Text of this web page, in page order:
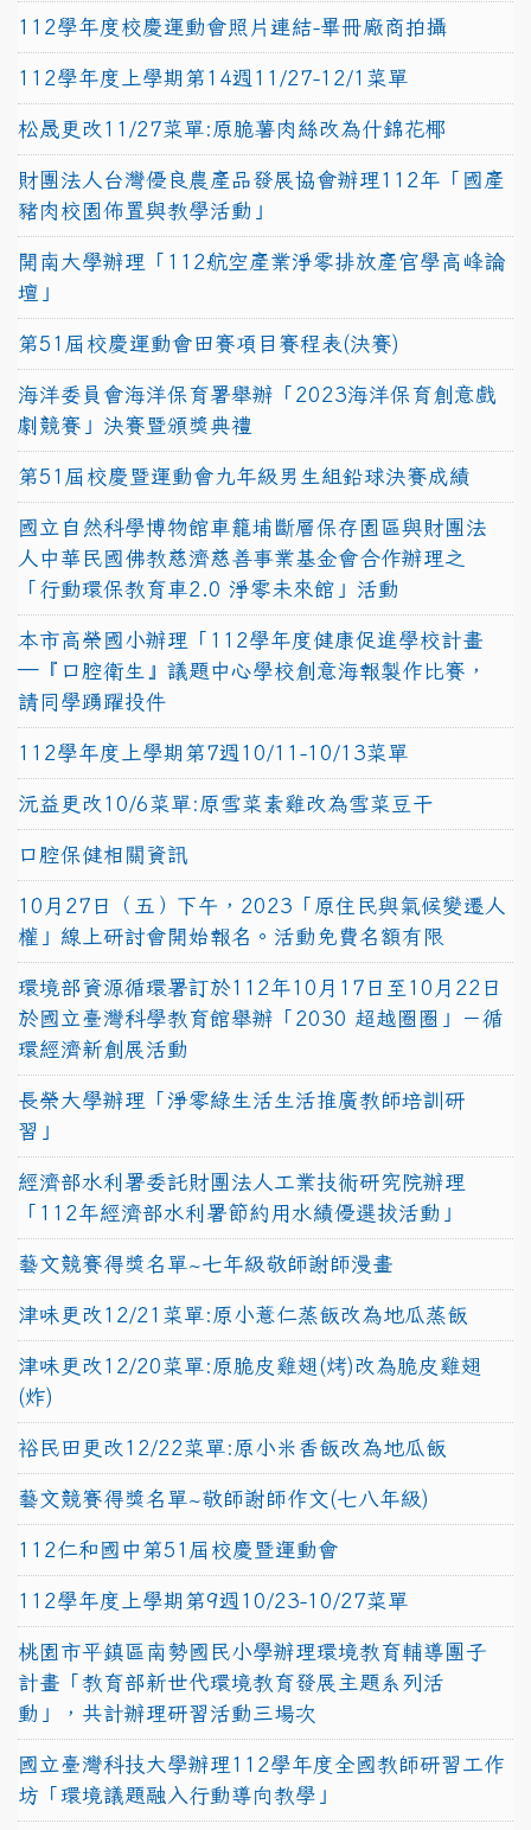
112學年度校慶運動會照片連結-畢冊廠商拍攝
112學年度上學期第14週11/27-12/1菜單
松晟更改11/27菜單:原脆薯肉絲改為什錦花椰
財團法人台灣優良農產品發展協會辦理112年「國產
豬肉校園佈置與教學活動」
開南大學辦理「112航空產業淨零排放產官學高峰論
壇」
第51屆校慶運動會田賽項目賽程表(決賽)
海洋委員會海洋保育署舉辦「2023海洋保育創意戲
劇競賽」決賽暨頒獎典禮
第51屆校慶暨運動會九年級男生組鉛球決賽成績
國立自然科學博物館車籠埔斷層保存園區與財團法
人中華民國佛教慈濟慈善事業基金會合作辦理之
「行動環保教育車2.0 淨零未來館」活動
本市高榮國小辦理「112學年度健康促進學校計畫
─『口腔衛生』議題中心學校創意海報製作比賽，
請同學踴躍投件
112學年度上學期第7週10/11-10/13菜單
沅益更改10/6菜單:原雪菜素雞改為雪菜豆干
口腔保健相關資訊
10月27日（五）下午，2023「原住民與氣候變遷人
權」線上研討會開始報名。活動免費名額有限
環境部資源循環署訂於112年10月17日至10月22日
於國立臺灣科學教育館舉辦「2030 超越圈圈」－循
環經濟新創展活動
長榮大學辦理「淨零綠生活生活推廣教師培訓研
習」
經濟部水利署委託財團法人工業技術研究院辦理
「112年經濟部水利署節約用水績優選拔活動」
藝文競賽得獎名單~七年級敬師謝師漫畫
津味更改12/21菜單:原小薏仁蒸飯改為地瓜蒸飯
津味更改12/20菜單:原脆皮雞翅(烤)改為脆皮雞翅
(炸)
裕民田更改12/22菜單:原小米香飯改為地瓜飯
藝文競賽得獎名單~敬師謝師作文(七八年級)
112仁和國中第51屆校慶暨運動會
112學年度上學期第9週10/23-10/27菜單
桃園市平鎮區南勢國民小學辦理環境教育輔導團子
計畫「教育部新世代環境教育發展主題系列活
動」，共計辦理研習活動三場次
國立臺灣科技大學辦理112學年度全國教師研習工作
坊「環境議題融入行動導向教學」